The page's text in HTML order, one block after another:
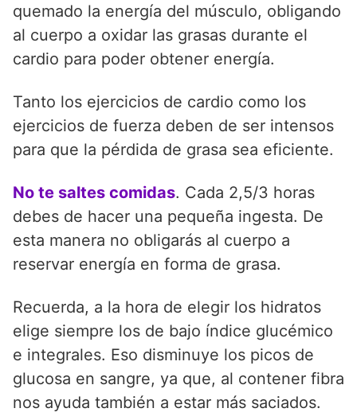
quemado la energía del músculo, obligando
al cuerpo a oxidar las grasas durante el
cardio para poder obtener energía.
Tanto los ejercicios de cardio como los
ejercicios de fuerza deben de ser intensos
para que la pérdida de grasa sea eficiente.
No te saltes comidas. Cada 2,5/3 horas
debes de hacer una pequeña ingesta. De
esta manera no obligarás al cuerpo a
reservar energía en forma de grasa.
Recuerda, a la hora de elegir los hidratos
elige siempre los de bajo índice glucémico
e integrales. Eso disminuye los picos de
glucosa en sangre, ya que, al contener fibra
nos ayuda también a estar más saciados.